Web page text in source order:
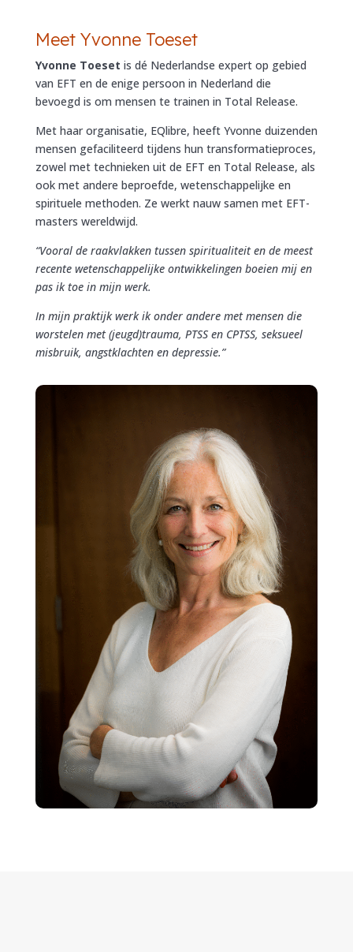
Meet Yvonne Toeset
Yvonne Toeset is dé Nederlandse expert op gebied
van EFT en de enige persoon in Nederland die
bevoegd is om mensen te trainen in Total Release.
Met haar organisatie, EQlibre, heeft Yvonne duizenden
mensen gefaciliteerd tijdens hun transformatieproces,
zowel met technieken uit de EFT en Total Release, als
ook met andere beproefde, wetenschappelijke en
spirituele methoden. Ze werkt nauw samen met EFT-
masters wereldwijd.
“Vooral de raakvlakken tussen spiritualiteit en de meest
recente wetenschappelijke ontwikkelingen boeien mij en
pas ik toe in mijn werk.
In mijn praktijk werk ik onder andere met mensen die
worstelen met (jeugd)trauma, PTSS en CPTSS, seksueel
misbruik, angstklachten en depressie.”